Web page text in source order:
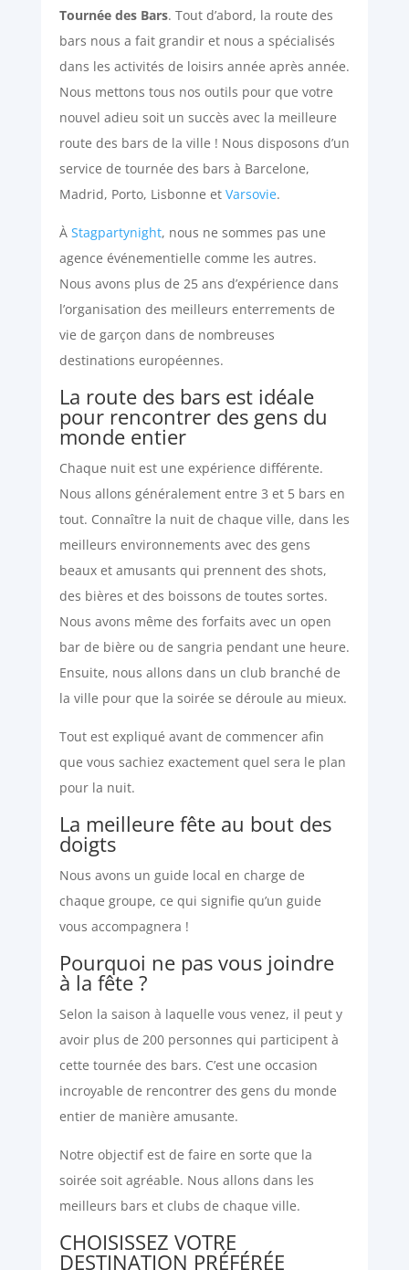
Tournée des Bars. Tout d’abord, la route des
bars nous a fait grandir et nous a spécialisés
dans les activités de loisirs année après année.
Nous mettons tous nos outils pour que votre
nouvel adieu soit un succès avec la meilleure
route des bars de la ville ! Nous disposons d’un
service de tournée des bars à Barcelone,
Madrid, Porto, Lisbonne et Varsovie.
À Stagpartynight, nous ne sommes pas une
agence événementielle comme les autres.
Nous avons plus de 25 ans d’expérience dans
l’organisation des meilleurs enterrements de
vie de garçon dans de nombreuses
destinations européennes.
La route des bars est idéale
pour rencontrer des gens du
monde entier
Chaque nuit est une expérience différente.
Nous allons généralement entre 3 et 5 bars en
tout. Connaître la nuit de chaque ville, dans les
meilleurs environnements avec des gens
beaux et amusants qui prennent des shots,
des bières et des boissons de toutes sortes.
Nous avons même des forfaits avec un open
bar de bière ou de sangria pendant une heure.
Ensuite, nous allons dans un club branché de
la ville pour que la soirée se déroule au mieux.
Tout est expliqué avant de commencer afin
que vous sachiez exactement quel sera le plan
pour la nuit.
La meilleure fête au bout des
doigts
Nous avons un guide local en charge de
chaque groupe, ce qui signifie qu’un guide
vous accompagnera !
Pourquoi ne pas vous joindre
à la fête ?
Selon la saison à laquelle vous venez, il peut y
avoir plus de 200 personnes qui participent à
cette tournée des bars. C’est une occasion
incroyable de rencontrer des gens du monde
entier de manière amusante.
Notre objectif est de faire en sorte que la
soirée soit agréable. Nous allons dans les
meilleurs bars et clubs de chaque ville.
CHOISISSEZ VOTRE
DESTINATION PRÉFÉRÉE